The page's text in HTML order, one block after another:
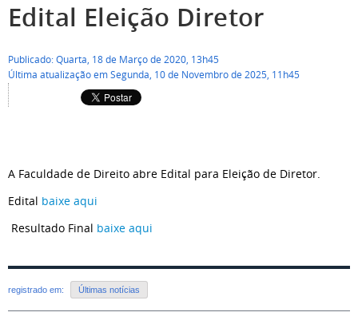
Edital Eleição Diretor
Publicado: Quarta, 18 de Março de 2020, 13h45
Última atualização em Segunda, 10 de Novembro de 2025, 11h45
A Faculdade de Direito abre Edital para Eleição de Diretor.
Edital baixe aqui
Resultado Final baixe aqui
registrado em: Últimas notícias